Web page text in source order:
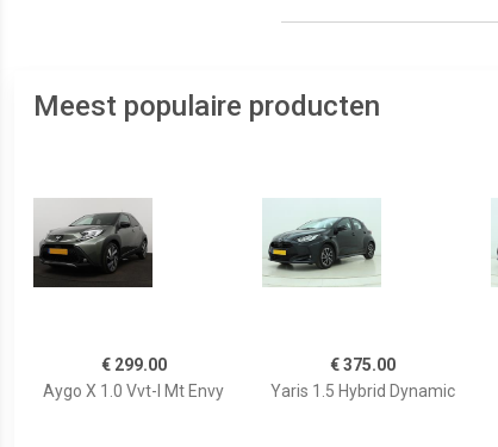
Meest populaire producten
€ 299.00
Aygo X 1.0 Vvt-I Mt Envy
€ 375.00
Yaris 1.5 Hybrid Dynamic